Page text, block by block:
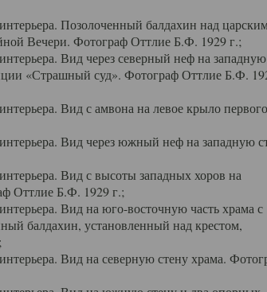
Позолоченный балдахин над
Вечери. Фотограф Оттлие Б.Ф. 1929 г.;
Вид через северный неф на западную
«Страшный суд». Фотограф Оттлие Б.Ф.
Вид с амвона на левое крыло первого
Вид через южный неф на западную
Вид с высоты западных хоров на
Оттлие Б.Ф. 1929 г.;
Вид на юго-восточную часть храма с
балдахин, установленный над крестом,
Вид на северную стену храма.